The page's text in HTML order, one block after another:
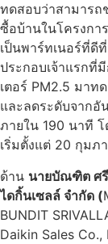
ทดสอบว่าสามารถ
ซื้อบ้านในโครงกา
เป็นพาร์ทเนอร์ที่ดี
ประกอบเจ้าแรกที่
เตอร์ PM2.5 มาท
และลดระดับจากอั
ภายใน 190 นาที โ
เริ่มตั้งแต่ 20 กุมภ
ด้าน นายบัณฑิต ศ
ไดกิ้นเซลล์ จำกัด (
BUNDIT
Daikin Sales Co.,